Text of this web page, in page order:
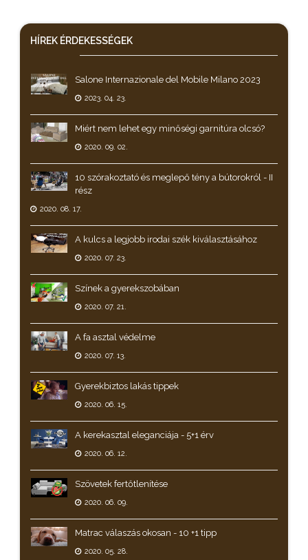
HÍREK ÉRDEKESSÉGEK
Salone Internazionale del Mobile Milano 2023
2023. 04. 23.
Miért nem lehet egy minőségi garnitúra olcsó?
2020. 09. 02.
10 szórakoztató és meglepő tény a bútorokról - II
rész
2020. 08. 17.
A kulcs a legjobb irodai szék kiválasztásához
2020. 07. 23.
Színek a gyerekszobában
2020. 07. 21.
A fa asztal védelme
2020. 07. 13.
Gyerekbiztos lakás tippek
2020. 06. 15.
A kerekasztal eleganciája - 5+1 érv
2020. 06. 12.
Szövetek fertőtlenítése
2020. 06. 09.
Matrac válaszás okosan - 10 +1 tipp
2020. 05. 28.